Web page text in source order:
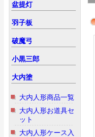
盆提灯
羽子板
破魔弓
小黒三郎
大内塗
大内人形商品一覧
大内人形お道具セ
ット
大内人形ケース入